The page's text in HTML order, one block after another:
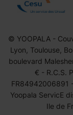
© YOOPALA -
Lyon, Toulouse,
boulevard
€ - R.C.S.
FR84942006891
Yoopala ServicE
Ile de